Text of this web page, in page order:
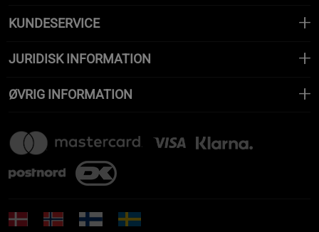
KUNDESERVICE
JURIDISK INFORMATION
ØVRIG INFORMATION